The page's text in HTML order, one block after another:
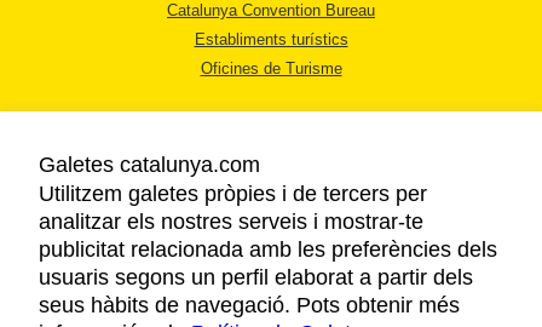
Catalunya Convention Bureau
Establiments turístics
Oficines de Turisme
AVÍS LEGAL
POLÍTICA DE PRIVACITAT
COOKIES
Galetes catalunya.com
Utilitzem galetes pròpies i de tercers per
analitzar els nostres serveis i mostrar-te
publicitat relacionada amb les preferències dels
usuaris segons un perfil elaborat a partir dels
seus hàbits de navegació. Pots obtenir més